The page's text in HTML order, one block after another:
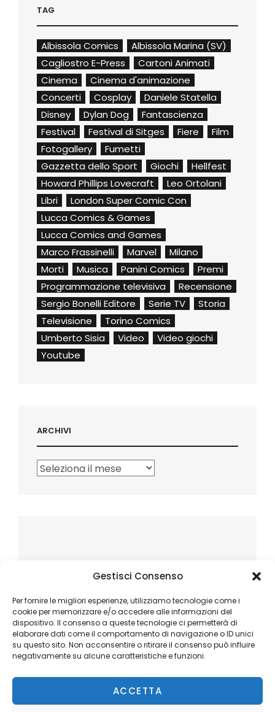
Gestisci Consenso
Per fornire le migliori esperienze, utilizziamo tecnologie come i
cookie per memorizzare e/o accedere alle informazioni del
dispositivo. Il consenso a queste tecnologie ci permetterà di
elaborare dati come il comportamento di navigazione o ID unici
su questo sito. Non acconsentire o ritirare il consenso può influire
negativamente su alcune caratteristiche e funzioni.
ACCETTA
TAG
Albissola Comics
Albissola Marina (SV)
Cagliostro E-Press
Cartoni Animati
Cinema
Cinema d'animazione
Concerti
Cosplay
Daniele Statella
Disney
Dylan Dog
Fantascienza
Festival
Festival di Sitges Fiere
Film
Fotogallery
Fumetti
Gazzetta dello Sport
Giochi
Hellfest
Howard Phillips Lovecraft
Leo Ortolani
Libri
London Super Comic Con
Lucca Comics & Games
Lucca Comics and Games
Marco Frassinelli
Marvel
Milano
Morti
Musica Panini Comics
Premi
Programmazione televisiva
Recensione
Sergio Bonelli Editore
Serie TV
Storia
Televisione
Torino Comics
Umberto Sisia
Video
Video giochi
Youtube
ARCHIVI
Archivi